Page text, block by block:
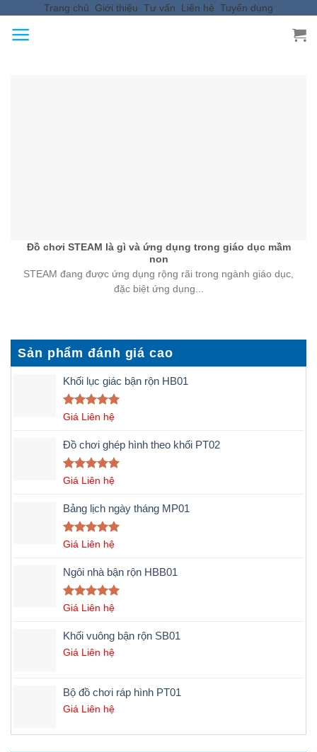
content
Trang chủ Giới thiệu Tư vấn Liên hệ Tuyển dụng
Sản phẩm đánh giá cao
Khối lục giác bận rộn HB01
Được xếp
5 sao
Giá Liên hệ
Đồ chơi ghép hình theo khối PT02
Được xếp
5 sao
Giá Liên hệ
Bảng lịch ngày tháng MP01
Được xếp
5 sao
Giá Liên hệ
Ngôi nhà bận rộn HBB01
Được xếp
5 sao
Giá Liên hệ
Khối vuông bận rộn SB01
Giá Liên hệ
Bộ đồ chơi ráp hình PT01
Giá Liên hệ
Đồ chơi STEAM là gì và ứng dụng trong giáo dục mầm
non
STEAM đang được ứng dụng rộng rãi trong ngành giáo dục,
đặc biệt ứng dụng...